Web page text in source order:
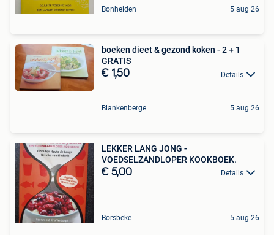
Bonheiden 5 aug 26
boeken dieet & gezond koken - 2 + 1
GRATIS
€ 1,50 Details
Blankenberge 5 aug 26
LEKKER LANG JONG -
VOEDSELZANDLOPER KOOKBOEK.
€ 5,00 Details
Borsbeke 5 aug 26